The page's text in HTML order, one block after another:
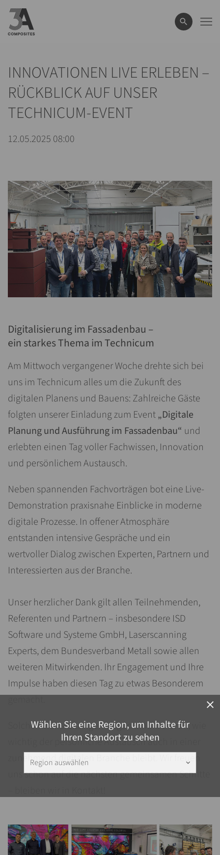
eingeben
close
Wählen Sie eine Region, um Inhalte für
Ihren Standort zu sehen
Region auswählen keyboard_arrow_down
INNOVATIONEN LIVE ERLEBEN –
RÜCKBLICK AUF UNSER
TECHNICUM-EVENT
12.05.2025 08:00
Digitalisierung im Fassadenbau –
ein starkes Thema im Technicum
Am Mittwoch vergangener Woche drehte sich bei
uns im Technicum alles um die Zukunft des
digitalen Planens und Bauens: Zahlreiche Gäste
folgten unserer Einladung zum Event„Digitale
Planung und Ausführung im Fassadenbau“ und
erlebten einen Tag voller Fachwissen, Innovation
und persönlichem Austausch.
Neben spannenden Fachvorträgen bot eine Live-
Demonstration praxisnahe Einblicke in moderne
digitale Prozesse. In offener Atmosphäre
entstanden intensive Gespräche und ein
wertvoller Dialog zwischen Experten, Partnern und
Interessierten aus der Branche.
Unser herzlicher Dank gilt allen Teilnehmenden,
Referenten und Partnern – insbesondere ISD
Software und Systeme GmbH, Laserscanning
Experts, dem Bundesverband Metall sowie allen
weiteren Mitwirkenden. Ihr Engagement und Ihre
Impulse haben diesen Tag zu etwas Besonderem
Solche Veranstaltungen zeigen eindrucksvoll, wie
wichtig der persönliche Austausch auch in einer
zunehmend digitalen Branche bleibt. Wir freuen
uns schon auf die nächsten gemeinsamen Schritte